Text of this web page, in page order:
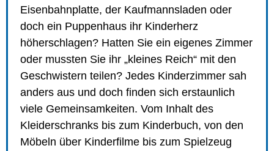
Eisenbahnplatte, der Kaufmannsladen oder
doch ein Puppenhaus ihr Kinderherz
höherschlagen? Hatten Sie ein eigenes Zimmer
oder mussten Sie ihr „kleines Reich“ mit den
Geschwistern teilen? Jedes Kinderzimmer sah
anders aus und doch finden sich erstaunlich
viele Gemeinsamkeiten. Vom Inhalt des
Kleiderschranks bis zum Kinderbuch, von den
Möbeln über Kinderfilme bis zum Spielzeug